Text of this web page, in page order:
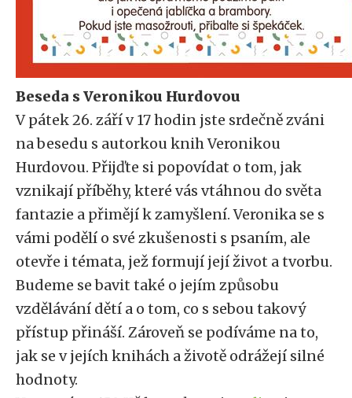
Beseda s Veronikou Hurdovou
V pátek 26. září v 17 hodin jste srdečně zváni
na besedu s autorkou knih Veronikou
Hurdovou. Přijďte si popovídat o tom, jak
vznikají příběhy, které vás vtáhnou do světa
fantazie a přimějí k zamyšlení. Veronika se s
vámi podělí o své zkušenosti s psaním, ale
otevře i témata, jež formují její život a tvorbu.
Budeme se bavit také o jejím způsobu
vzdělávání dětí a o tom, co s sebou takový
přístup přináší. Zároveň se podíváme na to,
jak se v jejích knihách a životě odrážejí silné
hodnoty.